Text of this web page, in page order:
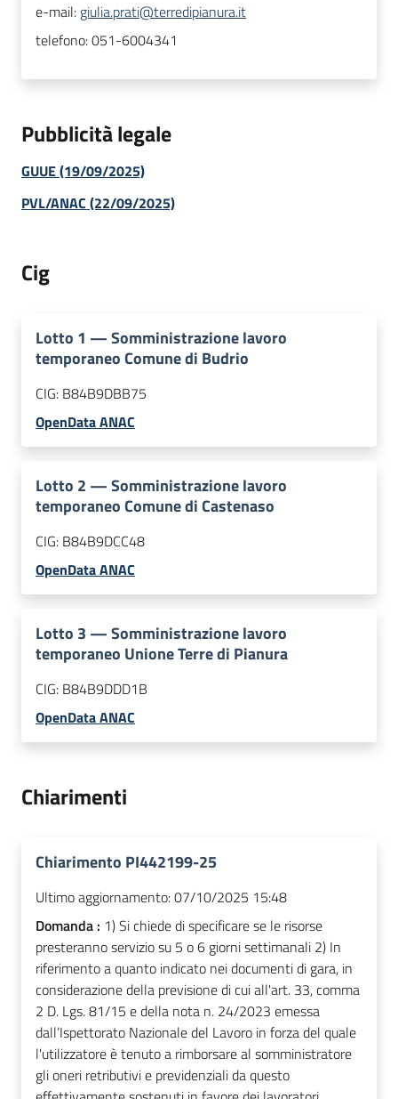
e-mail: giulia.prati@terredipianura.it
telefono:051-6004341
Pubblicità legale
GUUE (19/09/2025)
PVL/ANAC (22/09/2025)
Cig
Lotto 1 —Somministrazione lavoro
temporaneo Comune di Budrio
CIG: B84B9DBB75
OpenData ANAC
Lotto 2 —Somministrazione lavoro
temporaneo Comune di Castenaso
CIG: B84B9DCC48
OpenData ANAC
Lotto 3 —Somministrazione lavoro
temporaneo Unione Terre di Pianura
CIG: B84B9DDD1B
OpenData ANAC
Chiarimenti
Chiarimento PI442199-25
Ultimo aggiornamento:07/10/2025 15:48
Domanda : 1) Si chiede di specificare se le risorse
presteranno servizio su 5 o 6 giorni settimanali 2) In
riferimento a quanto indicato nei documenti di gara, in
considerazione della previsione di cui all'art. 33, comma
2 D. Lgs. 81/15 e della nota n. 24/2023 emessa
dall’Ispettorato Nazionale del Lavoro in forza del quale
l'utilizzatore è tenuto a rimborsare al somministratore
gli oneri retributivi e previdenziali da questo